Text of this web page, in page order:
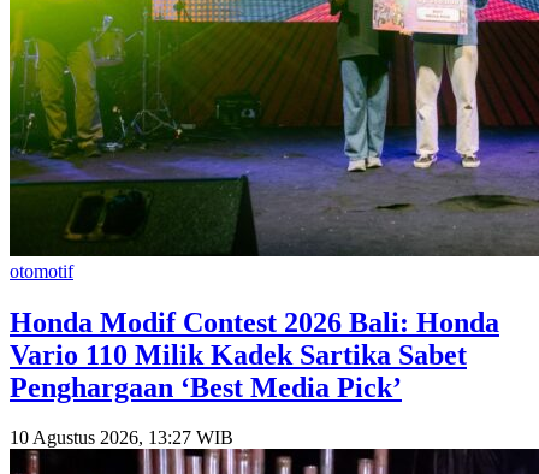
otomotif
Honda Modif Contest 2026 Bali: Honda
Vario 110 Milik Kadek Sartika Sabet
Penghargaan ‘Best Media Pick’
10 Agustus 2026, 13:27 WIB